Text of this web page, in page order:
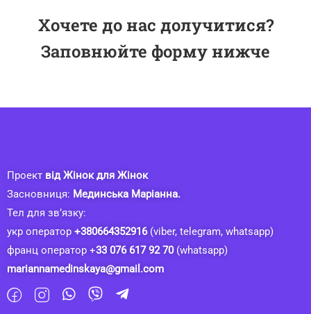
Хочете до нас долучитися?
Заповнюйте форму нижче
Проект від Жінок для Жінок
Засновниця: Мединська Маріанна.
Тел для зв’язку:
укр оператор +380664352916(viber, telegram, whatsapp)
франц оператор +33 076 617 92 70(whatsapp)
mariannamedinskaya@gmail.com